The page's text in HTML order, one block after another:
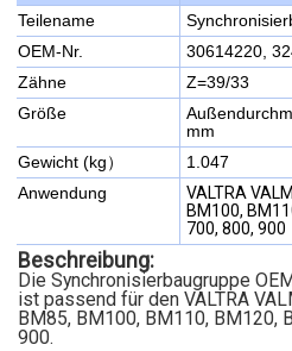
Teilename
OEM-Nr.
30614220,
Zähne
Z=39/33
Größe
mm
Gewicht (kg）
1.047
Anwendung
VALTRA
BM100,
700, 800, 900
Beschreibung:
Die Synchronisierbaugruppe
ist passend für den VALTRA
BM85, BM100, BM110, BM120,
900.